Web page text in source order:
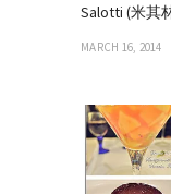
Salotti (米其
MARCH 16, 2014